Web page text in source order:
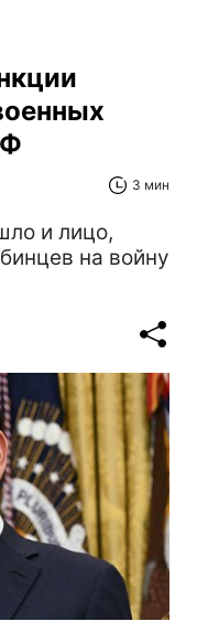
3 мин
и лицо,
на войну